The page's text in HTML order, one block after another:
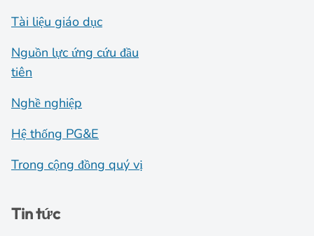
Tài liệu giáo dục
Nguồn lực ứng cứu đầu
tiên
Nghề nghiệp
Hệ thống PG&E
Trong cộng đồng quý vị
Tin tức